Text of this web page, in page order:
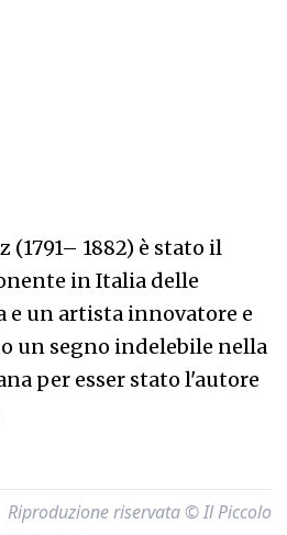
(1791– 1882) è stato il
in Italia delle
e un artista innovatore e
un segno indelebile nella
per esser stato l'autore
Riproduzione riservata © Il Piccolo